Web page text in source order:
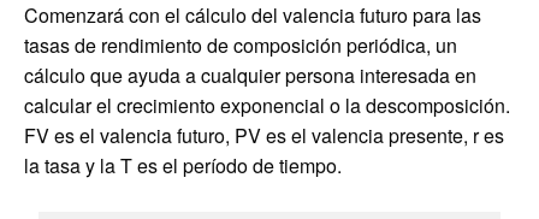
Comenzará con el cálculo del valencia futuro para las
tasas de rendimiento de composición periódica, un
cálculo que ayuda a cualquier persona interesada en
calcular el crecimiento exponencial o la descomposición.
FV es el valencia futuro, PV es el valencia presente, r es
la tasa y la T es el período de tiempo.